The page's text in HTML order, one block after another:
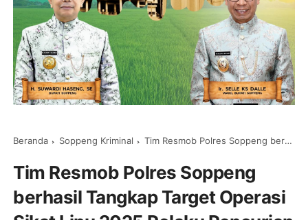
Beranda Soppeng Kriminal Tim Resmob Polres Soppeng berhasil Tangkap Target Operasi Sikat Lipu 2025 Pelaku Pencurian Sapi
Tim Resmob Polres Soppeng
berhasil Tangkap Target Operasi